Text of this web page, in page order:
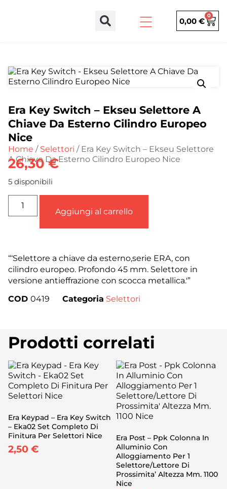
0,00 €
0
Era Key Switch – Ekseu Selettore A
Chiave Da Esterno Cilindro Europeo
Nice
Home / Selettori / Era Key Switch – Ekseu Selettore
A Chiave Da Esterno Cilindro Europeo Nice
26,30€
5 disponibili
Aggiungi al carrello
“‘Selettore a chiave da esterno,serie ERA, con
cilindro europeo. Profondo 45 mm. Selettore in
versione antieffrazione con scocca metallica.'”
COD 0419 Categoria Selettori
Prodotti correlati
Era Keypad – Era Key Switch
– Eka02 Set Completo Di
Finitura Per Selettori Nice
2,50 €
Era Post – Ppk Colonna In
Alluminio Con
Alloggiamento Per 1
Selettore/Lettore Di
Prossimita’ Altezza Mm. 1100
Nice